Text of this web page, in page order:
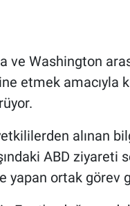
ve Washington
etmek amacıyla
alınan
ABD ziyareti
yapan ortak görev